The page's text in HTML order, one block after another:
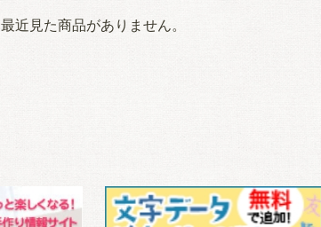
最近見た商品がありません。